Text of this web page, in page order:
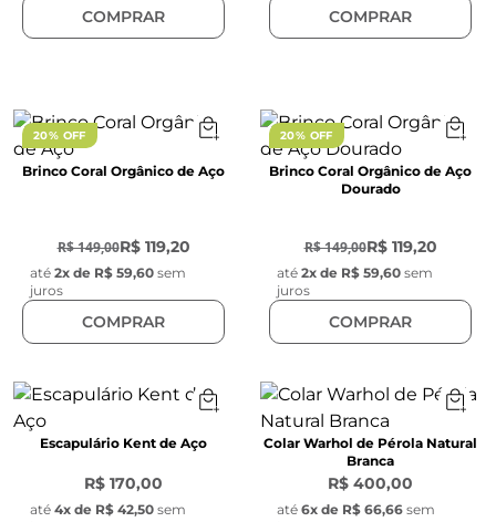
COMPRAR COMPRAR
20% OFF
Brinco Coral Orgânico de Aço
R$ 149,00R$ 119,20
até 2x de R$ 59,60 sem
juros
COMPRAR
20% OFF
Brinco Coral Orgânico de Aço
Dourado
R$ 149,00R$ 119,20
até 2x de R$ 59,60 sem
juros
COMPRAR
Escapulário Kent de Aço
R$ 170,00
até 4x de R$ 42,50 sem
Colar Warhol de Pérola Natural
Branca
R$ 400,00
até 6x de R$ 66,66 sem